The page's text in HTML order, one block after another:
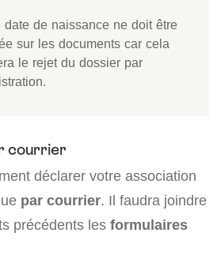
date de naissance ne doit être
sur les documents car cela
le rejet du dossier par
courrier
déclarer votre association
par courrier. Il faudra joindre
précédents les formulaires